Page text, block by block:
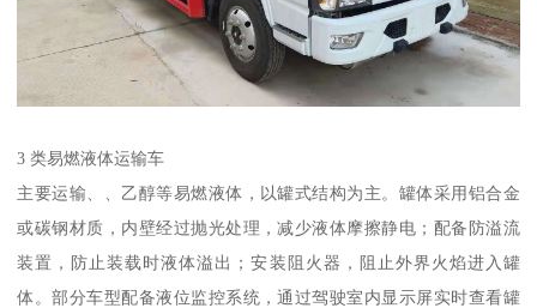
3 类易燃液体运输车​
主要运输、、乙醇等易燃液体，以罐式结构为主。罐体采用铝合金
或碳钢材质，内壁经过抛光处理，减少液体摩擦静电；配备防溢流
装置，防止装载时液体溢出；安装阻火器，阻止外界火焰进入罐
体。部分车型配备液位监控系统，通过驾驶室内显示屏实时查看罐